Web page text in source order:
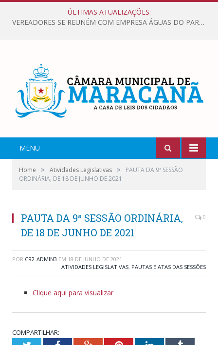
ÚLTIMAS ATUALIZAÇÕES:
VEREADORES SE REUNÉM COM EMPRESA ÁGUAS DO PARÁ, PARA APRESENTAR REIVINDICAÇÕES E MELHORIAS NA QUALIDADE DOS SERVIÇOS OFERECIDOS Á POPULAÇÃO.
MENU
Home » Atividades Legislativas »
PAUTA DA 9ª SESSÃO
ORDINÁRIA, DE 18 DE JUNHO DE 2021
PAUTA DA 9ª SESSÃO ORDINÁRIA,
DE 18 DE JUNHO DE 2021
0
POR CR2-ADMIN3 EM 18 DE JUNHO DE 2021
ATIVIDADES LEGISLATIVAS, PAUTAS E ATAS DAS SESSÕES
Clique aqui para visualizar
COMPARTILHAR: